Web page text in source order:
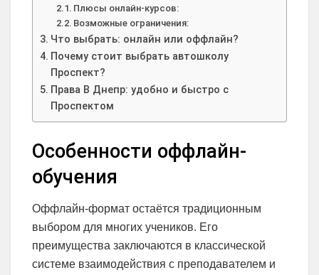
Плюсы онлайн-курсов:
Возможные ограничения:
Что выбрать: онлайн или оффлайн?
Почему стоит выбрать автошколу
Проспект?
Права B Днепр: удобно и быстро с
Проспектом
Особенности оффлайн-
обучения
Оффлайн-формат остаётся традиционным
выбором для многих учеников. Его
преимущества заключаются в классической
системе взаимодействия с преподавателем и